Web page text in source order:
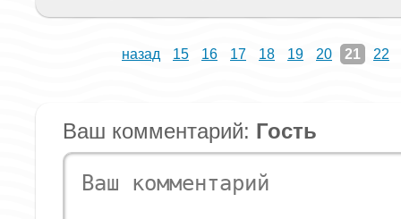
назад 15 16 17 18 19 20 21 22
Ваш комментарий: Гость